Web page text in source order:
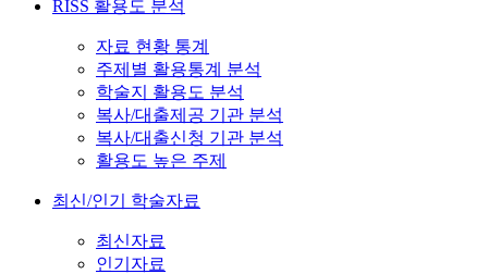
RISS 활용도 분석
자료 현황 통계
주제별 활용통계 분석
학술지 활용도 분석
복사/대출제공 기관 분석
복사/대출신청 기관 분석
활용도 높은 주제
최신/인기 학술자료
최신자료
인기자료